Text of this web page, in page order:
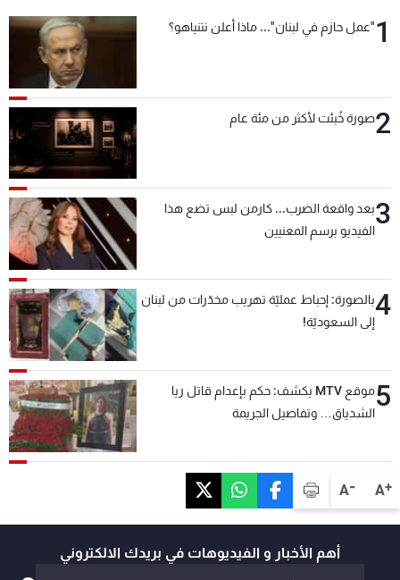
A+
A-
1"عمل حازم في لبنان"... ماذا أعلن نتنياهو؟
2صورة خُبئت لأكثر من مئة عام
3بعد واقعة الضرب... كارمن لبس تضع هذا
الفيديو برسم المعنيين
4بالصورة: إحباط عمليّة تهريب مخدّرات من لبنان
إلى السعوديّة!
5
موقع MTV يكشف: حكم بإعدام قاتل ريا
الشدياق… وتفاصيل الجريمة
أهم الأخبار و الفيديوهات في بريدك الالكتروني